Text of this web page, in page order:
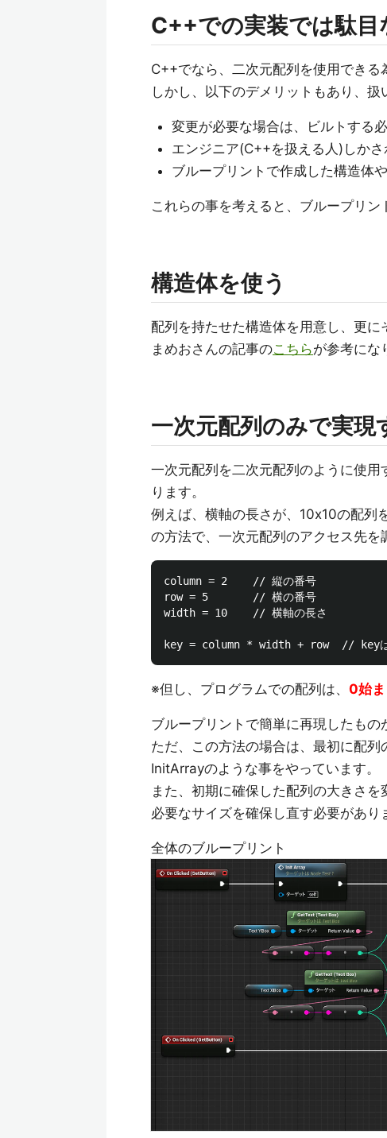
C++での実装では駄目
C++でなら、二次元配列を使用できる
しかし、以下のデメリットもあり、扱
変更が必要な場合は、ビルトする
エンジニア(C++を扱える人)しかさ
ブループリントで作成した構造体
これらの事を考えると、ブループリン
構造体を使う
配列を持たせた構造体を用意し、更に
まめおさんの記事のこちらが参考にな
一次元配列のみで実現
一次元配列を二次元配列のように使
ります。
例えば、横軸の長さが、10x10の配列
の方法で、一次元配列のアクセス先を
column = 2    // 縦の番号
row = 5       // 横の番号
width = 10    // 横軸の長さ
※但し、プログラムでの配列は、 0始
ブループリントで簡単に再現したもの
ただ、この方法の場合は、最初に配列
InitArrayのような事をやっています。
また、初期に確保した配列の大きさを
必要なサイズを確保し直す必要があり
全体のブループリント